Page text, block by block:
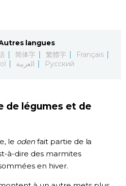
langues
简体字 繁體字
Français
العربية Русский
de légumes et de
le oden fait partie de la
à-dire des marmites
en hiver.